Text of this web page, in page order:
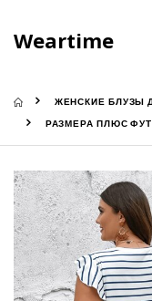
Weartime
ЖЕНСКИЕ БЛУЗЫ
РАЗМЕРА ПЛЮС